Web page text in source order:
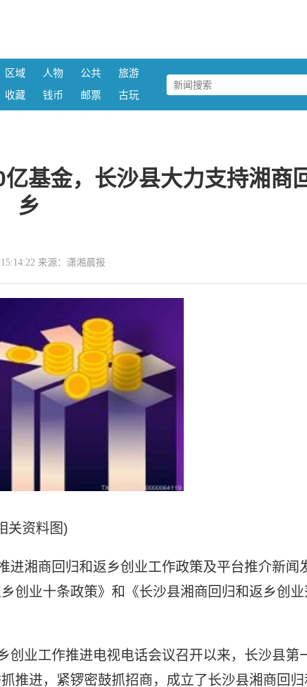
区域 人物 公共
旅游
收藏 钱币 邮票 古玩
基金，长沙县大力支持湘商
乡
来源：潇湘晨报
关资料图)
进湘商回归和返乡创业工作政策及平台推介新闻
创业十条政策》和《长沙县湘商回归和返乡创业
创业工作推进电视电话会议召开以来，长沙县第
推进，紧锣密鼓抓招商，成立了长沙县湘商回归